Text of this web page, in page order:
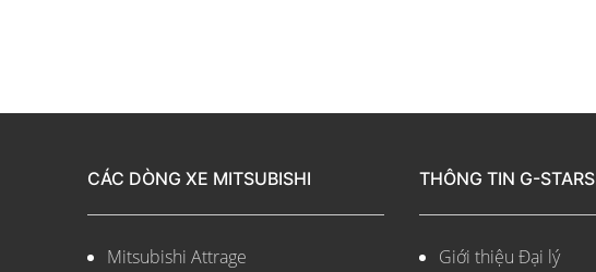
CÁC DÒNG XE MITSUBISHI
Mitsubishi Attrage
THÔNG TIN G-STARS
Giới thiệu Đại lý